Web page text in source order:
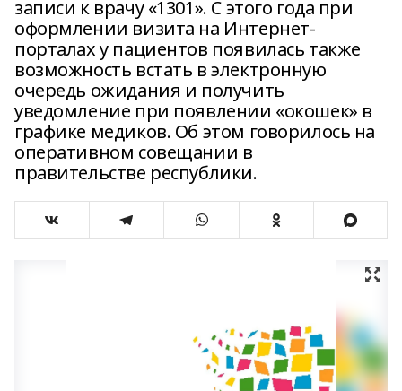
записи к врачу «1301». С этого года при
оформлении визита на Интернет-
порталах у пациентов появилась также
возможность встать в электронную
очередь ожидания и получить
уведомление при появлении «окошек» в
графике медиков. Об этом говорилось на
оперативном совещании в
правительстве республики.